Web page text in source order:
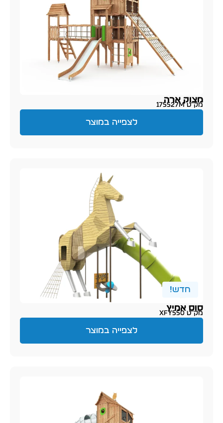
מצוק ארה
מק״ט 175527M
לצפייה במוצר
חדש!
סוס אמיץ
מק״ט XFY550
לצפייה במוצר